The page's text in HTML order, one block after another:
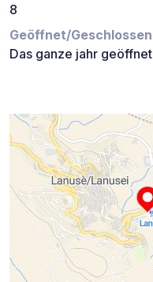
8
Geöffnet/Geschlossen
Das ganze jahr geöffnet